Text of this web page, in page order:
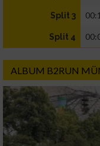
Split 3
Split 4
ALBUM B2RUN